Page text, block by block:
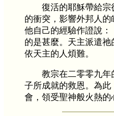
復活的耶穌帶給
的衝突，影響外邦人
他自己的經驗作證說
的是甚麼。天主派遣
依天主的人煩難。
教宗在二零零九
子所成就的救恩。為
會，領受聖神般火熱的